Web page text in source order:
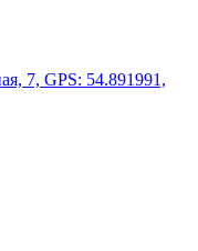
7, GPS: 54.891991,